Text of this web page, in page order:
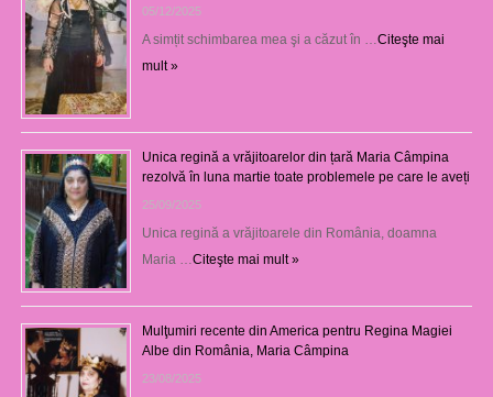
05/12/2025
A simțit schimbarea mea şi a căzut în … Citeşte mai
mult »
Unica regină a vrăjitoarelor din țară Maria Câmpina
rezolvă în luna martie toate problemele pe care le aveți
25/09/2025
Unica regină a vrăjitoarele din România, doamna
Maria … Citeşte mai mult »
Mulţumiri recente din America pentru Regina Magiei
Albe din România, Maria Câmpina
23/08/2025